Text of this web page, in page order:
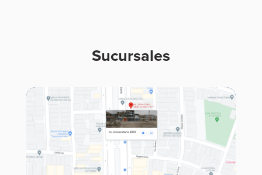
Sucursales